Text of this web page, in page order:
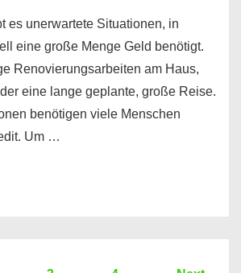
es unerwartete Situationen, in
eine große Menge Geld benötigt.
Renovierungsarbeiten am Haus,
eine lange geplante, große Reise.
benötigen viele Menschen
Um …